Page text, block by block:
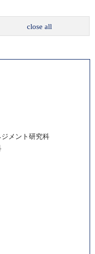
close all
メント研究科